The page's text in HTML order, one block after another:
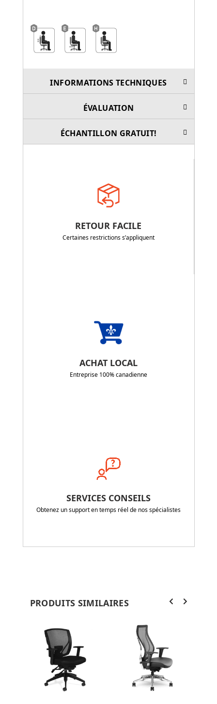
INFORMATIONS TECHNIQUES
ÉVALUATION
ÉCHANTILLON GRATUIT!
RETOUR FACILE
Certaines restrictions s’appliquent
ACHAT LOCAL
Entreprise 100% canadienne
SERVICES CONSEILS
Obtenez un support en temps réel de nos spécialistes
PRODUITS SIMILAIRES